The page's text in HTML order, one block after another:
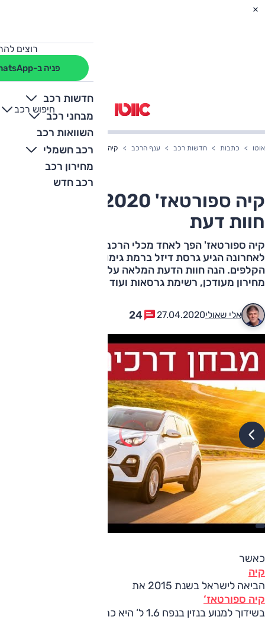
רוצים
פניה ב-WhatsApp
חדשות רכב
מבחני רכב
השוואות רכב
רכב חשמלי
מחירון רכב
רכב חדש
חיפוש רכב
+
-
אוטו כתבות חדשות רכב ענף הרכב קיה ספורטאז' 2020 החדש — חוות דעת
חוות דעת
קיה ספורטאז' הפך לאחד מכלי הרכב המצליחים ביותר.
לאחרונה הגיע גרסת דיזל ברמת גימור מוזלת שטרפה את
מחירון מעודכן, רשימת גרסאות ועוד
אלי שאולי27.04.2020
24
כאשר
קיה
הביאה לישראל בשנת 2015 את
קיה ספורטאז‘
בשידוך למנוע בנזין בנפח 1.6 ל‘ היא כתבה את ספר החוקים